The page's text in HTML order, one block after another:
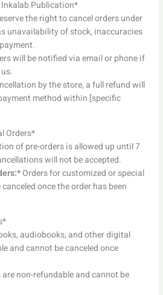
Publication*
the right to cancel orders under
unavailability of stock, inaccuracies
will be notified via email or phone if
by the store, a full refund will
method within [specific
Orders*
of pre-orders is allowed up until 7
will not be accepted.
Orders for customized or special
once the order has been
audiobooks, and other digital
and cannot be canceled once
non-refundable and cannot be